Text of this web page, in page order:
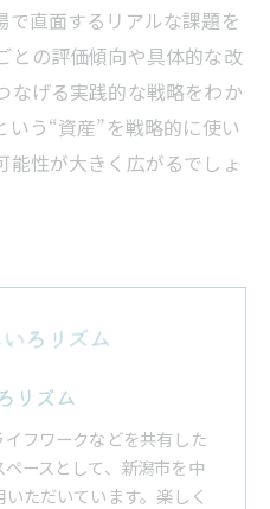
で直面するリアルな課題を
との評価傾向や具体的な改
なげる実践的な戦略をわか
いう“資産”を戦略的に使い
能性が大きく広がるでしょ
リズム
フワークなどを共有した
ースとして、新潟市を中
ただいています。楽しく